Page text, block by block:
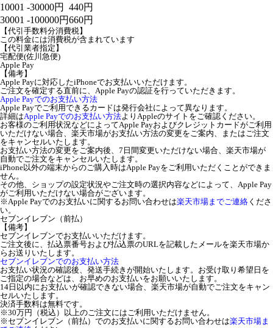
10001 -30000円
440円
30001 -100000円660円
【代引手数料分消費税】
この料金には消費税が含まれています
【代引業者指定】
宅配便(佐川急便)
Apple Pay
【備考】
Apple Payに対応したiPhoneでお支払いいただけます。
ご注文を確定する直前に、Apple Payの認証を行っていただきます。
Apple Payでのお支払い方法
Apple Payでご利用できるカードは発行会社によって異なります。
詳細はApple Payでのお支払い方法よりAppleのサイトをご確認ください。
お客様のご利用状況などによってApple Payおよびクレジットカードがご利用
いただけない場合、楽天市場がお支払い方法の変更をご案内、またはご注文
をキャンセルいたします。
お支払い方法の変更をご案内後、7日間変更いただけない場合、楽天市場が
自動でご注文をキャンセルいたします。
iPhone以外の端末からのご購入時はApple Payをご利用いただくことができま
せん。
その他、ショップの設定状況やご注文時の選択内容などによって、Apple Pay
がご利用いただけない場合がございます。
※Apple Payでのお支払いに関するお問い合わせは楽天市場までご連絡 くださ
い。
セブンイレブン（前払）
【備考】
セブンイレブンでお支払いいただけます。
ご注文後に、払込票番号および払込票のURLを記載したメールを楽天市場か
らお送りいたします。
セブンイレブンでのお支払い方法
お支払い状況の確認後、発送手続きが開始いたします。お受け取り希望日を
ご指定の場合などは、お早めのお支払いをお願いいたします。
14日以内にお支払いが確認できない場合、楽天市場が自動でご注文をキャン
セルいたします。
決済手数料は無料です。
※30万円（税込）以上のご注文にはご利用いただけません。
※セブンイレブン（前払）でのお支払いに関するお問い合わせは楽天市場ま